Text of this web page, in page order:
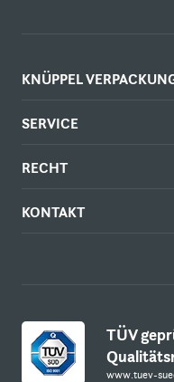
KNÜPPEL
SERVICE
RECHT
KONTAKT
TÜV
www.tuev-